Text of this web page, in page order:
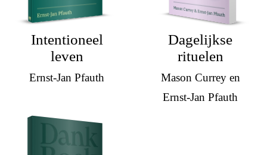
Intentioneel
leven
Ernst-Jan Pfauth
Dagelijkse
rituelen
Mason Currey en
Ernst-Jan Pfauth